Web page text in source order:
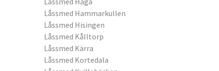
Låssmed Hammarkullen
Låssmed Hisingen
Låssmed Kålltorp
Låssmed Kärra
Låssmed Kortedala